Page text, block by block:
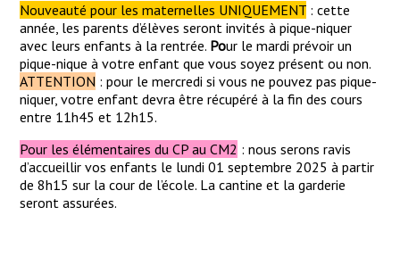
Nouveauté pour les maternelles UNIQUEMENT : cette
année, les parents d’élèves seront invités à pique-niquer
avec leurs enfants à la rentrée. Pour le mardi prévoir un
pique-nique à votre enfant que vous soyez présent ou non.
ATTENTION : pour le mercredi si vous ne pouvez pas pique-
niquer, votre enfant devra être récupéré à la fin des cours
entre 11h45 et 12h15.
Pour les élémentaires du CP au CM2 : nous serons ravis
d’accueillir vos enfants le lundi 01 septembre 2025 à partir
de 8h15 sur la cour de l’école. La cantine et la garderie
seront assurées.